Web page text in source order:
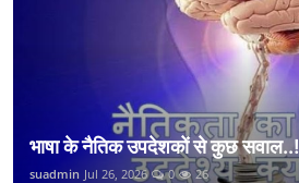
भाषा के नैतिक उपदेशकों से कुछ सवाल..!
suadmin Jul 26, 2026 0 26